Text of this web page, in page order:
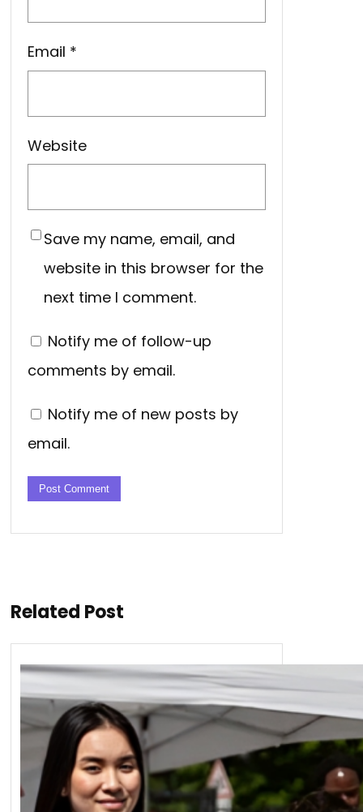
Email *
Website
Save my name, email, and
website in this browser for the
next time I comment.
Notify me of follow-up
comments by email.
Notify me of new posts by
email.
Related Post